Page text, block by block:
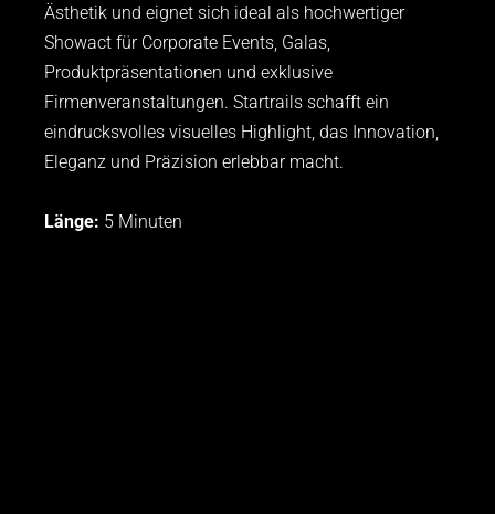
Ästhetik und eignet sich ideal als hochwertiger
Showact für Corporate Events, Galas,
Produktpräsentationen und exklusive
Firmenveranstaltungen. Startrails schafft ein
eindrucksvolles visuelles Highlight, das Innovation,
Eleganz und Präzision erlebbar macht.
Länge: 5 Minuten